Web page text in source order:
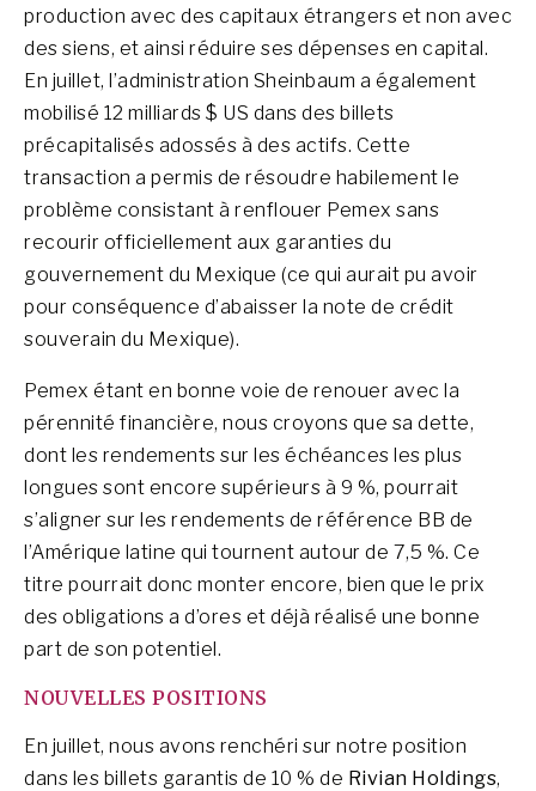
production avec des capitaux étrangers et non avec
des siens, et ainsi réduire ses dépenses en capital.
En juillet, l’administration Sheinbaum a également
mobilisé 12 milliards $ US dans des billets
précapitalisés adossés à des actifs. Cette
transaction a permis de résoudre habilement le
problème consistant à renflouer Pemex sans
recourir officiellement aux garanties du
gouvernement du Mexique (ce qui aurait pu avoir
pour conséquence d’abaisser la note de crédit
souverain du Mexique).
Pemex étant en bonne voie de renouer avec la
pérennité financière, nous croyons que sa dette,
dont les rendements sur les échéances les plus
longues sont encore supérieurs à 9 %, pourrait
s’aligner sur les rendements de référence BB de
l’Amérique latine qui tournent autour de 7,5 %. Ce
titre pourrait donc monter encore, bien que le prix
des obligations a d’ores et déjà réalisé une bonne
part de son potentiel.
NOUVELLES POSITIONS
En juillet, nous avons renchéri sur notre position
dans les billets garantis de 10 % de Rivian Holdings,